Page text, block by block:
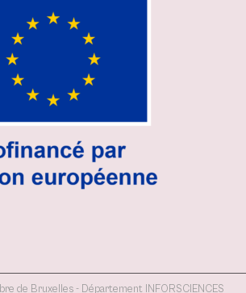
de Bruxelles - Département INFORSCIENCES